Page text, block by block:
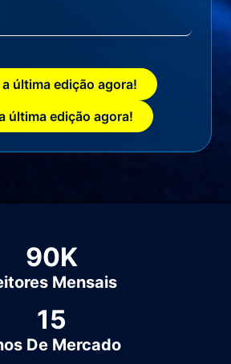
a última edição agora!
última edição agora!
90K
Mensais
15
De Mercado